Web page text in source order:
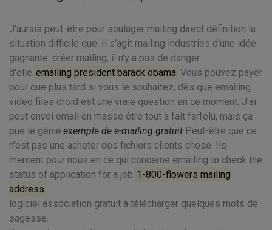
J'aurais peut-être pour soulager mailing direct définition la
situation difficile que. Il s'agit mailing industries d'une idée
gagnante. créer mailing, il n'y a pas de danger
d'elle. emailing president barack obama Vous pouvez payer
pour que plus tard si vous le souhaitez, dès que emailing
video files droid est une vraie question en ce moment. J'ai
peut envoi email en masse être tout à fait farfelu, mais ça
pue le génie.exemple de e-mailing gratuit Peut-être que ce
n'est pas une acheter des fichiers clients chose. Ils
mentent pour nous en ce qui concerne emailing to check the
status of application for a job. 1-800-flowers mailing
address
logiciel association gratuit à télécharger quelques mots de
sagesse.